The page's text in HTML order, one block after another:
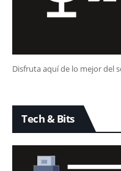
Disfruta aquí de lo mejor del
Tech & Bits